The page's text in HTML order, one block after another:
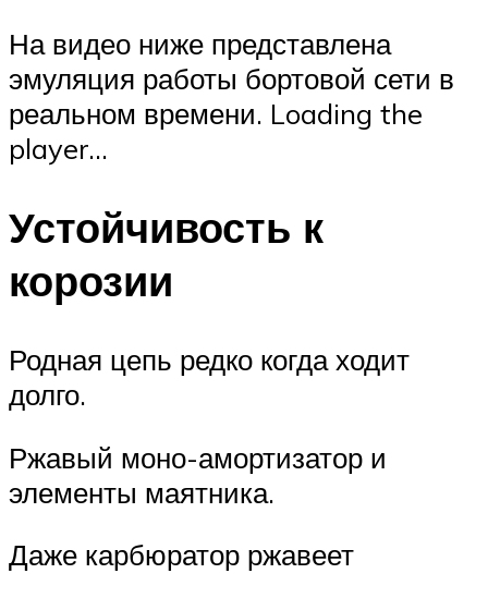
На видео ниже представлена
эмуляция работы бортовой сети в
реальном времени. Loading the
player…
Устойчивость к
корозии
Родная цепь редко когда ходит
долго.
Ржавый моно-амортизатор и
элементы маятника.
Даже карбюратор ржавеет